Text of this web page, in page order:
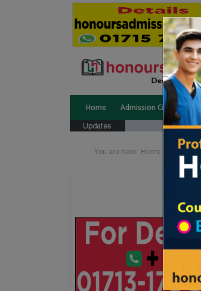
Home Admission Circular
Updates
You are here: Home School